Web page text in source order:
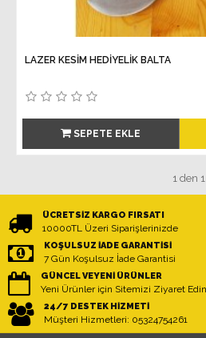
LAZER KESİM HEDİYELİK BALTA
SEPETE EKLE
1 den
ÜCRETSIZ KARGO FIRSATI
10000TL Üzeri Siparişlerinizde
KOŞULSUZ İADE GARANTISI
7 Gün Koşulsuz İade Garantisi
GÜNCEL VEYENI ÜRÜNLER
Yeni Ürünler için Sitemizi Ziyaret Edin
24/7 DESTEK HIZMETI
Müşteri Hizmetleri: 05324754261